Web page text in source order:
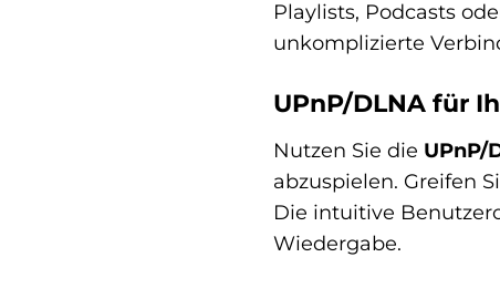
Playlists, Podcasts
unkomplizierte
UPnP/DLNA für
Nutzen Sie die UPnP/
abzuspielen. Greifen
Die intuitive
Wiedergabe.